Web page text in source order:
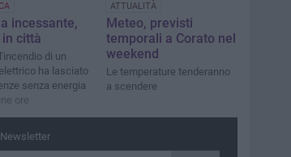
incessante,
città
di un
ha lasciato
senza energia
ore
ATTUALITÀ
Meteo, previsti
temporali a Corato nel
weekend
Le temperature tenderanno
a scendere